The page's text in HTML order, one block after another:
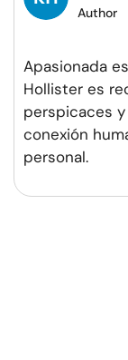
Author
Apasionada
Hollister es
perspicaces
conexión
personal.